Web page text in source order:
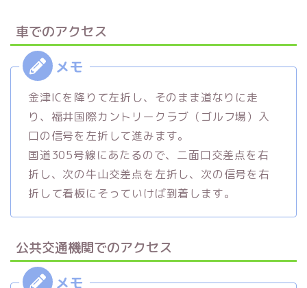
車でのアクセス
金津ICを降りて左折し、そのまま道なりに走
り、福井国際カントリークラブ（ゴルフ場）入
口の信号を左折して進みます。
国道305号線にあたるので、二面口交差点を右
折し、次の牛山交差点を左折し、次の信号を右
折して看板にそっていけば到着します。
公共交通機関でのアクセス